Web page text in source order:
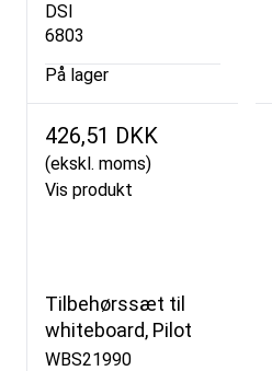
DSI
6803
På lager
426,51 DKK
(ekskl. moms)
Vis produkt
Tilbehørssæt til
whiteboard, Pilot
WBS21990